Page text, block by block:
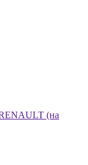
(на